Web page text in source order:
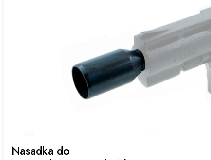
Nasadka do